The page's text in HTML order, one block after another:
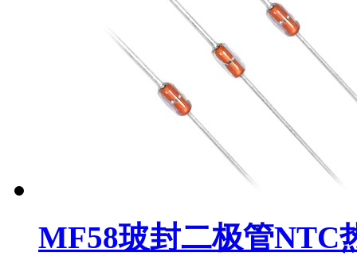
MF58玻封二极管NTC